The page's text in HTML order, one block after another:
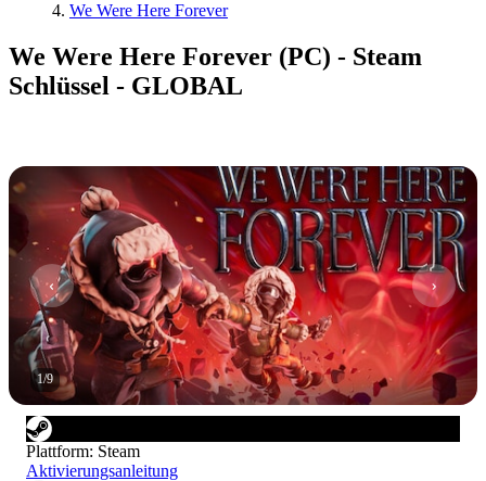
We Were Here Forever
We Were Here Forever (PC) - Steam
Schlüssel - GLOBAL
1/9
Plattform: Steam
Aktivierungsanleitung